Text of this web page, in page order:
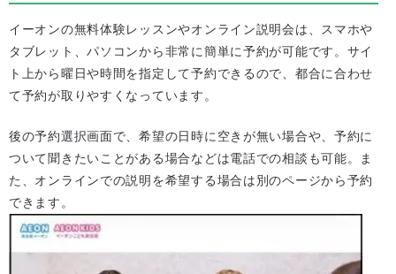
イーオンの無料体験レッスンやオンライン説明会は、スマホや
タブレット、パソコンから非常に簡単に予約が可能です。サイ
ト上から曜日や時間を指定して予約できるので、都合に合わせ
て予約が取りやすくなっています。
後の予約選択画面で、希望の日時に空きが無い場合や、予約に
ついて聞きたいことがある場合などは電話での相談も可能。ま
た、オンラインでの説明を希望する場合は別のページから予約
できます。